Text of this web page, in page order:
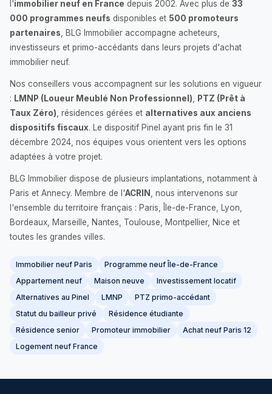
l'immobilier neuf en France depuis 2002. Avec plus de 33
000 programmes neufs disponibles et 500 promoteurs
partenaires , BLG Immobilier accompagne acheteurs,
investisseurs et primo-accédants dans leurs projets d'achat
immobilier neuf.
Nos conseillers vous accompagnent sur les solutions en vigueur
: LMNP (Loueur Meublé Non Professionnel)
PTZ (Prêt à
Taux Zéro) , résidences gérées et alternatives aux anciens
dispositifs fiscaux. Le dispositif Pinel ayant pris fin le 31
décembre 2024, nos équipes vous orientent vers les options
adaptées à votre projet.
BLG Immobilier dispose de plusieurs implantations, notamment à
Paris et Annecy. Membre de l'ACRIN
, nous intervenons sur
l'ensemble du territoire français : Paris, Île-de-France, Lyon,
Bordeaux, Marseille, Nantes, Toulouse, Montpellier, Nice et
toutes les grandes villes.
Immobilier neuf Paris
Programme neuf Île-de-France
Appartement neuf
Maison neuve
Investissement locatif
Alternatives au Pinel
LMNP
PTZ primo-accédant
Statut du bailleur privé
Résidence étudiante
Résidence senior
Promoteur immobilier
Achat neuf Paris 12
Logement neuf France